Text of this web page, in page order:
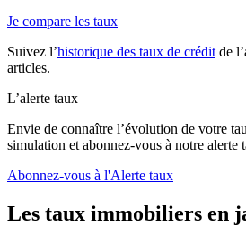
Je compare les taux
Suivez l’historique des taux de crédit de
articles.
L’alerte taux
Envie de connaître l’évolution de votre
simulation et abonnez-vous à notre alerte
Abonnez-vous à l'Alerte taux
Les taux immobiliers en